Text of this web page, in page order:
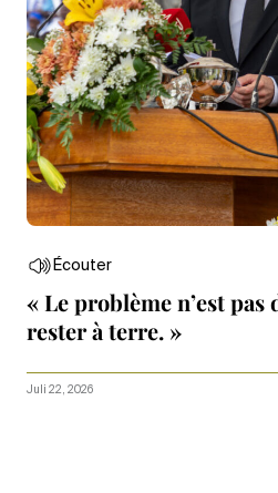
Écouter
« Le problème n’est pas
rester à terre. »
Juli 22, 2026